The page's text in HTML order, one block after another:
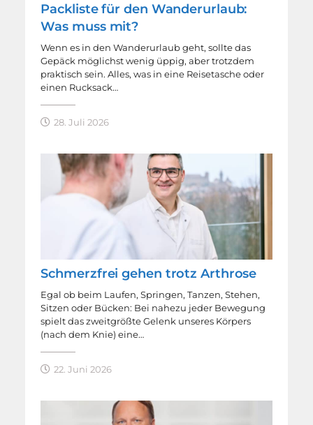
Packliste für den Wanderurlaub:
Was muss mit?
Wenn es in den Wanderurlaub geht, sollte das
Gepäck möglichst wenig üppig, aber trotzdem
praktisch sein. Alles, was in eine Reisetasche oder
einen Rucksack…
28. Juli 2026
Schmerzfrei gehen trotz Arthrose
Egal ob beim Laufen, Springen, Tanzen, Stehen,
Sitzen oder Bücken: Bei nahezu jeder Bewegung
spielt das zweitgrößte Gelenk unseres Körpers
(nach dem Knie) eine…
22. Juni 2026